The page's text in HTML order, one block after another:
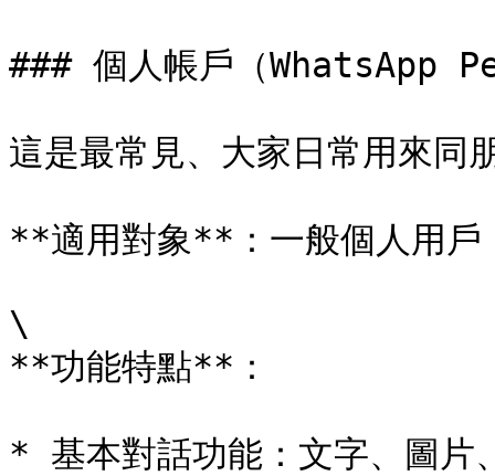
### 個人帳戶（WhatsApp
這是最常見、大家日常用來同
**適用對象**：一般個人用戶
\
**功能特點**：
* 基本對話功能：文字、圖片